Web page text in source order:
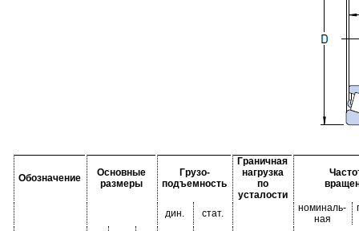
Обозначение
Основные
размеры
Грузо-
подъемность
Граничная
нагрузка
по
усталости
дин. стат.
номиналь-
ная